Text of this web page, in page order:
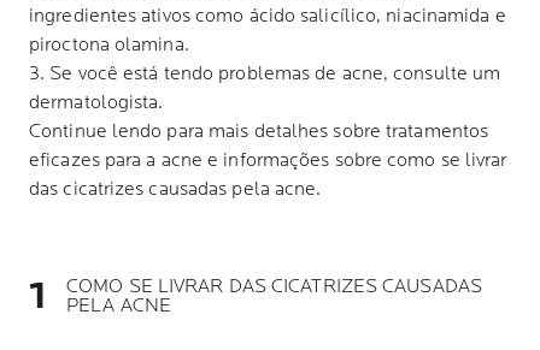
ingredientes ativos como ácido salicílico, niacinamida e
piroctona olamina.
3. Se você está tendo problemas de acne, consulte um
dermatologista.
Continue lendo para mais detalhes sobre tratamentos
eficazes para a acne e informações sobre como se livrar
das cicatrizes causadas pela acne.
COMO SE LIVRAR DAS CICATRIZES CAUSADAS
PELA ACNE